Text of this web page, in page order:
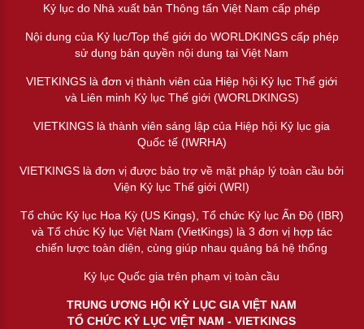
Kỷ lục do Nhà xuất bản Thông tấn Việt Nam cấp phép
Nội dung của Kỷ lục/Top thế giới do WORLDKINGS cấp phép
sử dụng bản quyền nội dung tại Việt Nam
VIETKINGS là đơn vị thành viên của Hiệp hội Kỷ lục Thế giới
và Liên minh Kỷ lục Thế giới (WORLDKINGS)
VIETKINGS là thành viên sáng lập của Hiệp hội Kỷ lục gia
Quốc tế (IWRHA)
VIETKINGS là đơn vị được bảo trợ về mặt pháp lý toàn cầu bởi
Viện Kỷ lục Thế giới (WRI)
Tổ chức Kỷ lục Hoa Kỳ (US Kings), Tổ chức Kỷ lục Ấn Độ (IBR)
và Tổ chức Kỷ lục Việt Nam (VietKings) là 3 đơn vị hợp tác
chiến lược toàn diện, cùng giúp nhau quảng bá hệ thống
Kỷ lục Quốc gia trên phạm vị toàn cầu
TRUNG ƯƠNG HỘI KỶ LỤC GIA VIỆT NAM
TỔ CHỨC KỶ LỤC VIỆT NAM - VIETKINGS